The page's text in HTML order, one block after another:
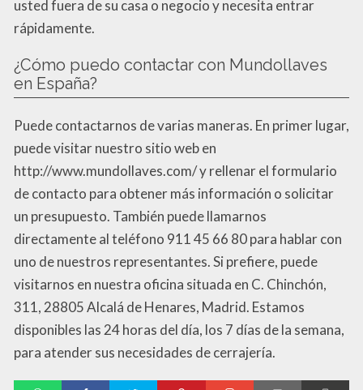
usted fuera de su casa o negocio y necesita entrar
rápidamente.
¿Cómo puedo contactar con Mundollaves
en España?
Puede contactarnos de varias maneras. En primer lugar,
puede visitar nuestro sitio web en
http://www.mundollaves.com/ y rellenar el formulario
de contacto para obtener más información o solicitar
un presupuesto. También puede llamarnos
directamente al teléfono 911 45 66 80 para hablar con
uno de nuestros representantes. Si prefiere, puede
visitarnos en nuestra oficina situada en C. Chinchón,
311, 28805 Alcalá de Henares, Madrid. Estamos
disponibles las 24 horas del día, los 7 días de la semana,
para atender sus necesidades de cerrajería.